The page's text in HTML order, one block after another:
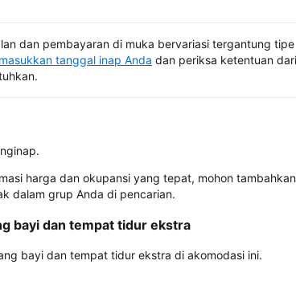
dan pembayaran di muka bervariasi tergantung tipe
masukkan tanggal inap Anda dan periksa ketentuan dari
harga dan okupansi yang tepat, mohon tambahkan
dalam grup Anda di pencarian.
bayi dan tempat tidur ekstra
bayi dan tempat tidur ekstra di akomodasi ini.